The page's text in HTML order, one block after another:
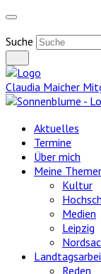
Weiter
Inhalt
Suche
Claudia Maicher
Aktuelles
Termine
Über mich
Meine
Kultur
Medien
Leipzig
Reden